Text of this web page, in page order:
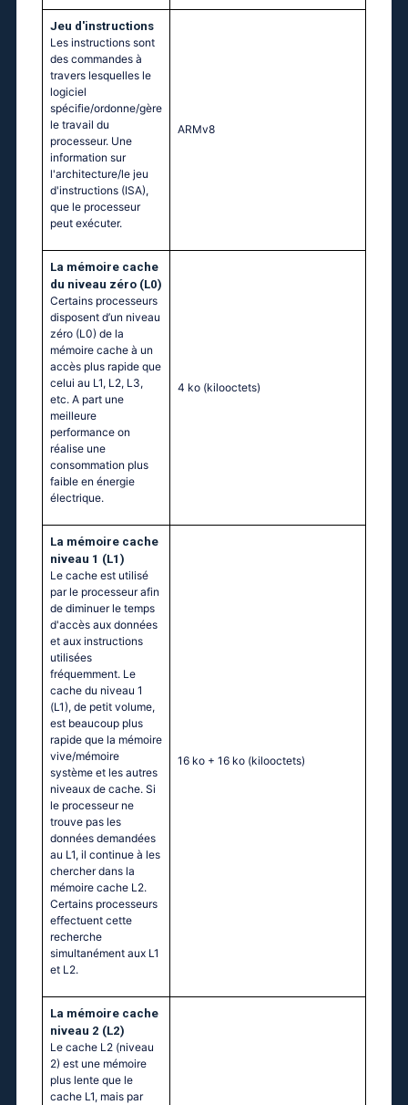
Jeu d'instructions
Les instructions sont
des commandes à
travers lesquelles le
logiciel
spécifie/ordonne/gère
le travail du
processeur. Une
information sur
l'architecture/le jeu
d'instructions (ISA),
que le processeur
peut exécuter.
ARMv8
La mémoire cache
du niveau zéro (L0)
Certains processeurs
disposent d’un niveau
zéro (L0) de la
mémoire cache à un
accès plus rapide que
celui au L1, L2, L3,
etc. A part une
meilleure
performance on
réalise une
consommation plus
faible en énergie
électrique.
4 ko (kilooctets)
La mémoire cache
niveau 1 (L1)
Le cache est utilisé
par le processeur afin
de diminuer le temps
d'accès aux données
et aux instructions
utilisées
fréquemment. Le
cache du niveau 1
(L1), de petit volume,
est beaucoup plus
rapide que la mémoire
vive/mémoire
système et les autres
niveaux de cache. Si
le processeur ne
trouve pas les
données demandées
au L1, il continue à les
chercher dans la
mémoire cache L2.
Certains processeurs
effectuent cette
recherche
simultanément aux L1
et L2.
16 ko + 16 ko (kilooctets)
La mémoire cache
niveau 2 (L2)
Le cache L2 (niveau
2) est une mémoire
plus lente que le
cache L1, mais par